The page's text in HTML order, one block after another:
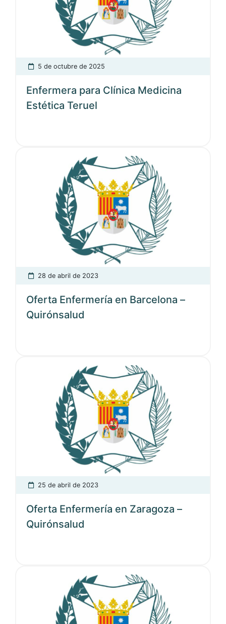
5 de octubre de 2025
Enfermera para Clínica Medicina
Estética Teruel
28 de abril de 2023
Oferta Enfermería en Barcelona –
Quirónsalud
25 de abril de 2023
Oferta Enfermería en Zaragoza –
Quirónsalud